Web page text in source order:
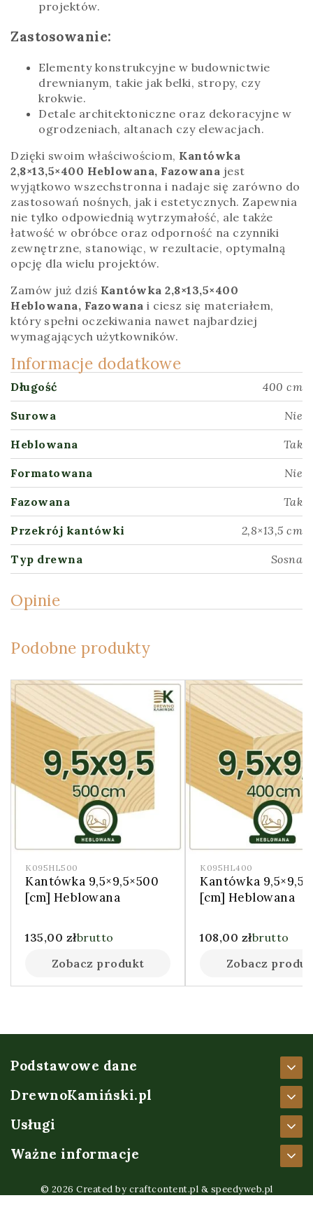
projektów.
Zastosowanie:
Elementy konstrukcyjne w budownictwie
drewnianym, takie jak belki, stropy, czy
krokwie.
Detale architektoniczne oraz dekoracyjne w
ogrodzeniach, altanach czy elewacjach.
Dzięki swoim właściwościom, Kantówka
2,8×13,5×400 Heblowana, Fazowana jest
wyjątkowo wszechstronna i nadaje się zarówno do
zastosowań nośnych, jak i estetycznych. Zapewnia
nie tylko odpowiednią wytrzymałość, ale także
łatwość w obróbce oraz odporność na czynniki
zewnętrzne, stanowiąc, w rezultacie, optymalną
opcję dla wielu projektów.
Zamów już dziś Kantówka 2,8×13,5×400
Heblowana, Fazowana i ciesz się materiałem,
który spełni oczekiwania nawet najbardziej
wymagających użytkowników.
Informacje dodatkowe
Długość 400 cm
Surowa Nie
Heblowana Tak
Formatowana Nie
Fazowana Tak
Przekrój kantówki 2,8×13,5 cm
Typ drewna Sosna
Opinie
Podobne produkty
K095HL500
Kantówka 9,5×9,5×500
[cm] Heblowana
135,00 złbrutto
Zobacz produkt
K095HL400
Kantówka
[cm] Heblowana
108,00 złbrutto
Zobacz
Podstawowe dane
DrewnoKamiński.pl
Usługi
Ważne informacje
© 2026 Created by craftcontent.pl & speedyweb.pl